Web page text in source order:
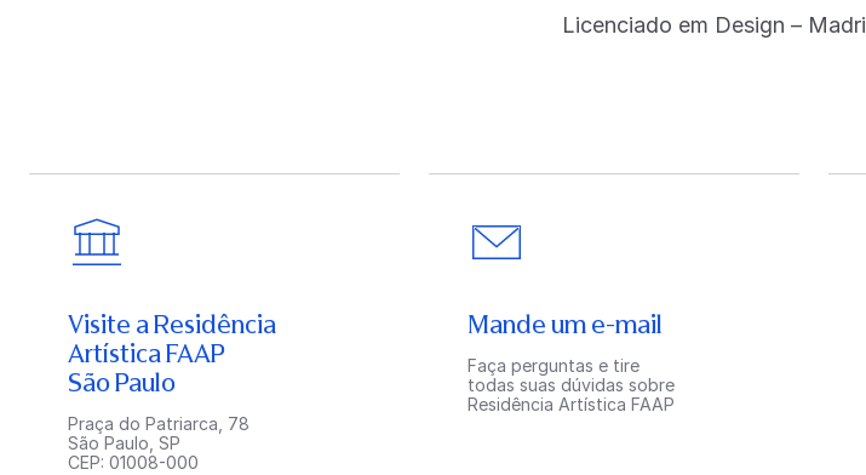
Licenciado em Design – Madri
Visite a Residência
Artística FAAP
São Paulo
Praça do Patriarca, 78
São Paulo, SP
CEP: 01008-000
Mande um e-mail
Faça perguntas e tire
todas suas dúvidas sobre
Residência Artística FAAP